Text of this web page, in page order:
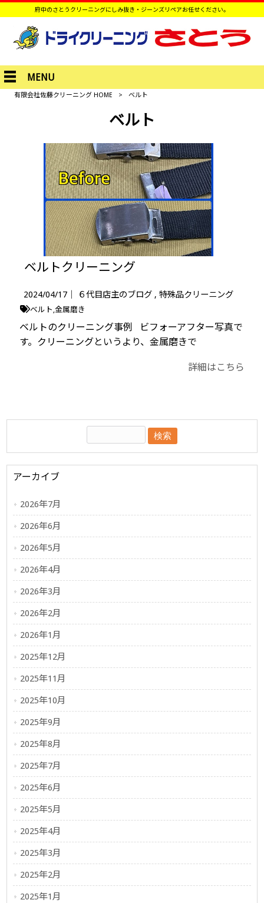
府中のさとうクリーニングにしみ抜き・ジーンズリペアお任せください。
MENU
有限会社佐藤クリーニング HOME > ベルト
ベルト
ベルトクリーニング
2024/04/17｜ ６代目店主のブログ 特殊品クリーニング
ベルト 金属磨き
ベルトのクリーニング事例 ビフォーアフター写真で
す。クリーニングというより、金属磨きで
詳細はこちら
アーカイブ
2026年7月
2026年6月
2026年5月
2026年4月
2026年3月
2026年2月
2026年1月
2025年12月
2025年11月
2025年10月
2025年9月
2025年8月
2025年7月
2025年6月
2025年5月
2025年4月
2025年3月
2025年2月
2025年1月